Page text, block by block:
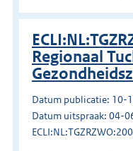
Regionaal
Datum publicatie: 10-
Datum uitspraak: 04-